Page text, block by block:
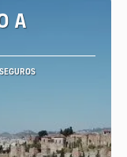
A